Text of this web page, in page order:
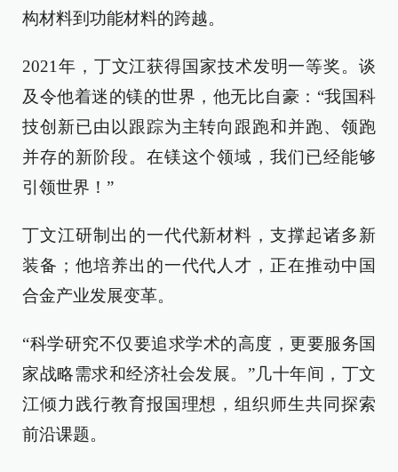
构材料到功能材料的跨越。
2021年，丁文江获得国家技术发明一等奖。谈
及令他着迷的镁的世界，他无比自豪：“我国科
技创新已由以跟踪为主转向跟跑和并跑、领跑
并存的新阶段。在镁这个领域，我们已经能够
引领世界！”
丁文江研制出的一代代新材料，支撑起诸多新
装备；他培养出的一代代人才，正在推动中国
合金产业发展变革。
“科学研究不仅要追求学术的高度，更要服务国
家战略需求和经济社会发展。”几十年间，丁文
江倾力践行教育报国理想，组织师生共同探索
前沿课题。